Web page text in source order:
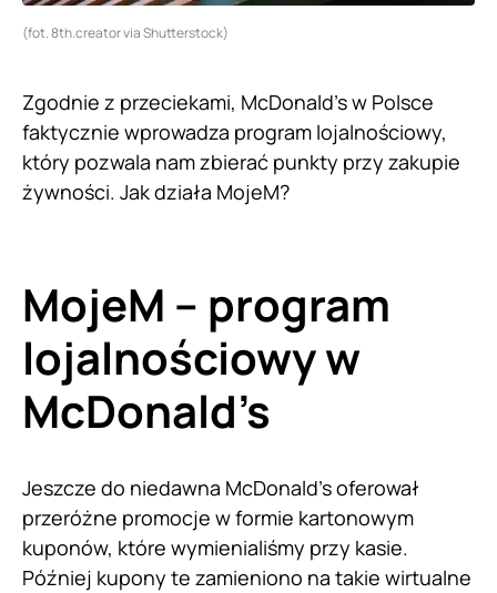
(fot. 8th.creator via Shutterstock)
Zgodnie z przeciekami, McDonald’s w Polsce
faktycznie wprowadza program lojalnościowy,
który pozwala nam zbierać punkty przy zakupie
żywności. Jak działa MojeM?
MojeM – program
lojalnościowy w
McDonald’s
Jeszcze do niedawna McDonald’s oferował
przeróżne promocje w formie kartonowym
kuponów, które wymienialiśmy przy kasie.
Później kupony te zamieniono na takie wirtualne